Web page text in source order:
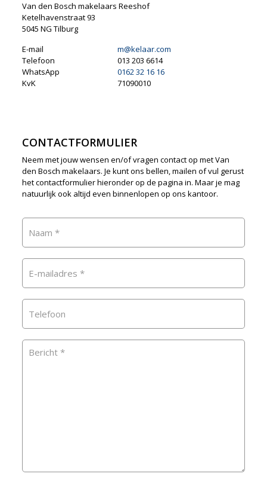
Van den Bosch makelaars Reeshof
Ketelhavenstraat 93
5045 NG Tilburg
E-mail
Telefoon
WhatsApp
KvK
m@kelaar.com
013 203 6614
0162 32 16 16
71090010
CONTACTFORMULIER
Neem met jouw wensen en/of vragen contact op met Van
den Bosch makelaars. Je kunt ons bellen, mailen of vul gerust
het contactformulier hieronder op de pagina in. Maar je mag
natuurlijk ook altijd even binnenlopen op ons kantoor.